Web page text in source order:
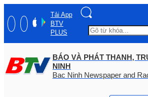
Tải App
BTV
PLUS
BÁO VÀ PHÁT THANH,
NINH
Bac Ninh Newspaper and